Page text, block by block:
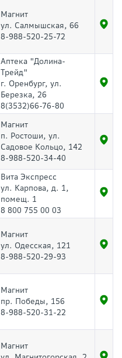
Магнит
ул. Салмышская, 66
8-988-520-25-72
Аптека "Долина-
Трейд"
г. Оренбург, ул.
Березка, 26
8(3532)66-76-80
Магнит
п. Ростоши, ул.
Садовое Кольцо, 142
8-988-520-34-40
Вита Экспресс
ул. Карпова, д. 1,
помещ. 1
8 800 755 00 03
Магнит
ул. Одесская, 121
8-988-520-29-93
Магнит
пр. Победы, 156
8-988-520-31-22
Магнит